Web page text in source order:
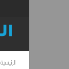
الرئيسية